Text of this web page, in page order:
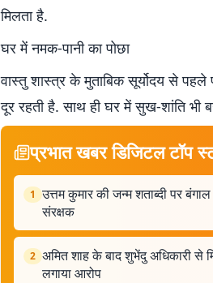
मिलता है.
घर में नमक-पानी का पोछा
वास्तु शास्त्र के मुताबिक सूर्योदय से पहले
दूर रहती है. साथ ही घर में सुख-शांति भी
प्रभात खबर डिजिटल टॉप
1 उत्तम कुमार की जन्म शताब्दी पर
संरक्षक
2 अमित शाह के बाद शुभेंदु अधिकारी से
लगाया आरोप